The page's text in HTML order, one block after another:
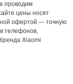
проводим
цены носят
офертой — точную
телефонов,
Xiaomi